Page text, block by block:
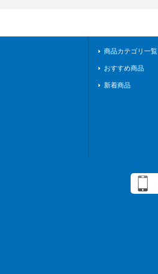
商品カテゴリ一覧
おすすめ商品
新着商品